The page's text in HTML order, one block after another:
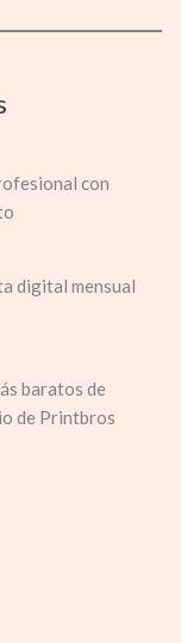
con
digital mensual
baratos de
de Printbros